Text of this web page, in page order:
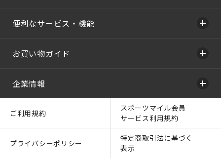
便利なサービス・機能
お買い物ガイド
企業情報
ご利用規約
スポーツマイル会員
サービス利用規約
プライバシーポリシー
特定商取引法に基づく
表示